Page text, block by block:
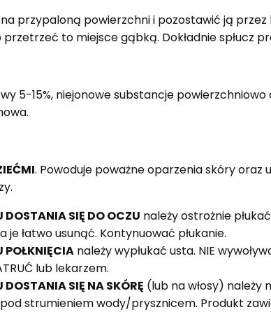
przypaloną powierzchni i pozostawić ją
przetrzeć to miejsce gąbką. Dokładnie spłucz
5-15%, niejonowe substancje
. Powoduje poważne oparzenia skóry oraz
DOSTANIA SIĘ DO OCZU należy ostrożnie
je łatwo usunąć. Kontynuować płukanie.
POŁKNIĘCIAnależy wypłukać usta. NIE
lub lekarzem.
DOSTANIA SIĘ NA SKÓRĘ (lub na włosy) należy
pod strumieniem wody/prysznicem. Produkt